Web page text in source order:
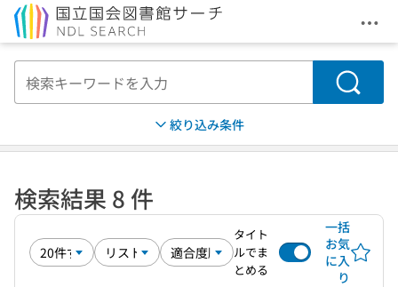
メ
検索
絞り込み条件
検索結果 8 件
タイト
ルでま
とめる
一括
お気
に入
り